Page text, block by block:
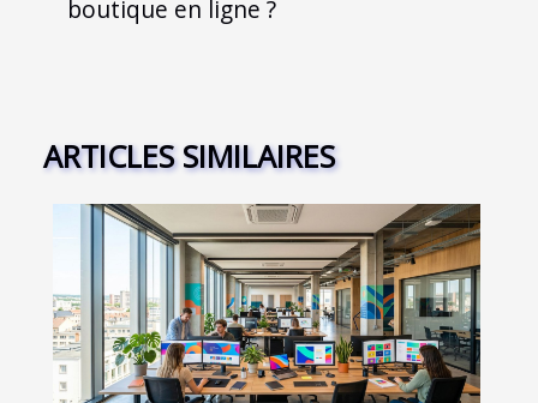
boutique en ligne ?
ARTICLES SIMILAIRES